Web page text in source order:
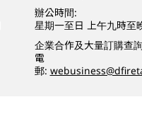
辦公時間:
星期一至日 上午九時至
企業合作及大量訂購查詢
電
郵: